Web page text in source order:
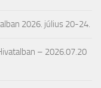
2026. július 20-24.
– 2026.07.20